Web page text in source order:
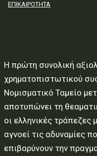
ΕΠΙΚΑΙΡΟΤΗΤΑ
Η πρώτη συνολική
χρηματοπιστωτικού
Νομισματικό Ταμείο
αποτυπώνει τη
οι ελληνικές τράπεζες
αγνοεί τις αδυναμίες
επιβαρύνουν την